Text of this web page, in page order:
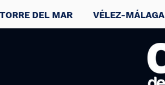
TORRE DEL MAR VÉLEZ-MÁLAGA